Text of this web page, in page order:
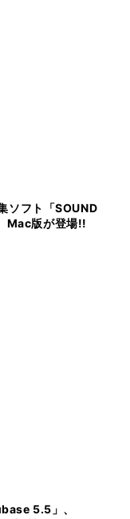
ソフト「SOUND
Mac版が登場!!
5.5」、